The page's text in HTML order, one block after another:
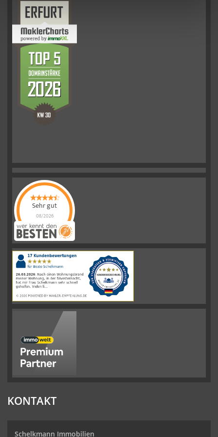
Sehr gut
08/2026
Schelkmann
Immobilienhat
|110Schelkmann
ImmobilienBewertungen
auf
werkenntdenBESTEN.de
KONTAKT
Schelkmann Immobilien